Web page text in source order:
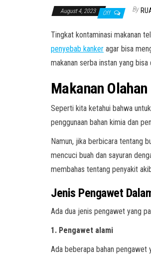
August 4, 2023 Off By
Tingkat kontaminasi makanan
penyebab kanker agar bisa
makanan serba instan yang bisa
Makanan
Seperti kita ketahui bahwa
penggunaan bahan kimia dan
Namun, jika berbicara tentang
mencuci buah dan sayuran
membahas tentang penyakit
Jenis Pengawet
Ada dua jenis pengawet yang
1. Pengawet alami
Ada beberapa bahan pengawet